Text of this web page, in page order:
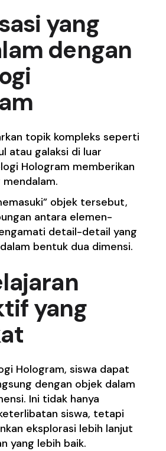
yang
dengan
topik kompleks seperti
atau galaksi di luar
Hologram memberikan
mendalam.
objek tersebut,
antara elemen-
detail-detail yang
bentuk dua dimensi.
yang
Hologram, siswa dapat
dengan objek dalam
Ini tidak hanya
siswa, tetapi
eksplorasi lebih lanjut
yang lebih baik.